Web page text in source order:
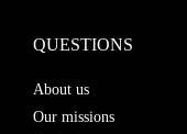
QUESTIONS
About us
Our missions